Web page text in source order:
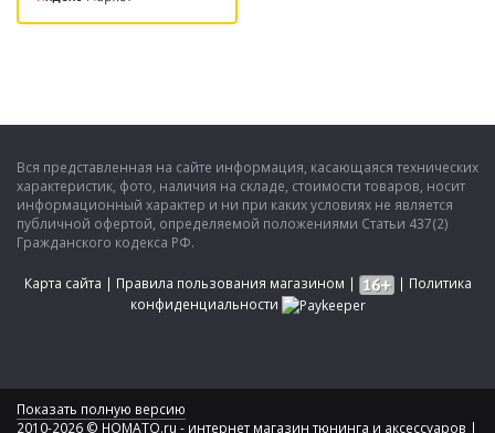
Вся представленная на сайте информация, касающаяся технических
характеристик, фото, наличия на складе, стоимости товаров, носит
информационный характер и ни при каких условиях не является
публичной офертой, определяемой положениями Статьи 437(2)
Гражданского кодекса РФ.
Карта сайта | Правила пользования магазином | | Политика
конфиденциальности
Показать полную версию
2010-2026 © HOMATO.ru - интернет магазин тюнинга и аксессуаров |